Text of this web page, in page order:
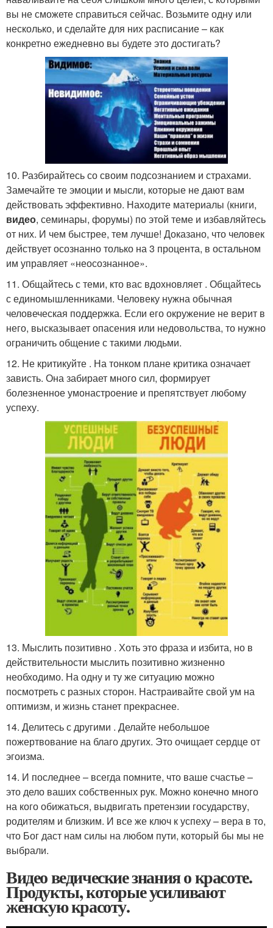
вы не сможете справиться сейчас. Возьмите одну или
несколько, и сделайте для них расписание – как
конкретно ежедневно вы будете это достигать?
10. Разбирайтесь со своим подсознанием и страхами.
Замечайте те эмоции и мысли, которые не дают вам
действовать эффективно. Находите материалы (книги,
видео, семинары, форумы) по этой теме и избавляйтесь
от них. И чем быстрее, тем лучше! Доказано, что человек
действует осознанно только на 3 процента, в остальном
им управляет «неосознанное».
11. Общайтесь с теми, кто вас вдохновляет . Общайтесь
с единомышленниками. Человеку нужна обычная
человеческая поддержка. Если его окружение не верит в
него, высказывает опасения или недовольства, то нужно
ограничить общение с такими людьми.
12. Не критикуйте . На тонком плане критика означает
зависть. Она забирает много сил, формирует
болезненное умонастроение и препятствует любому
успеху.
13. Мыслить позитивно . Хоть это фраза и избита, но в
действительности мыслить позитивно жизненно
необходимо. На одну и ту же ситуацию можно
посмотреть с разных сторон. Настраивайте свой ум на
оптимизм, и жизнь станет прекраснее.
14. Делитесь с другими . Делайте небольшое
пожертвование на благо других. Это очищает сердце от
эгоизма.
14. И последнее – всегда помните, что ваше счастье –
это дело ваших собственных рук. Можно конечно много
на кого обижаться, выдвигать претензии государству,
родителям и близким. И все же ключ к успеху – вера в то,
что Бог даст нам силы на любом пути, который бы мы не
выбрали.
Видео ведические знания о красоте.
Продукты, которые усиливают
женскую красоту.